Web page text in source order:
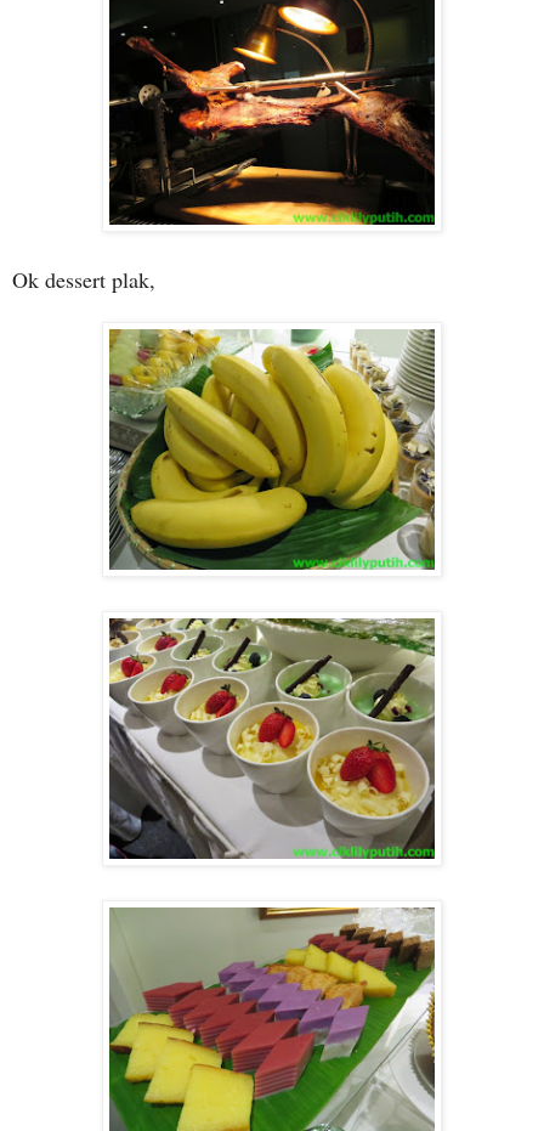
Ok dessert plak,